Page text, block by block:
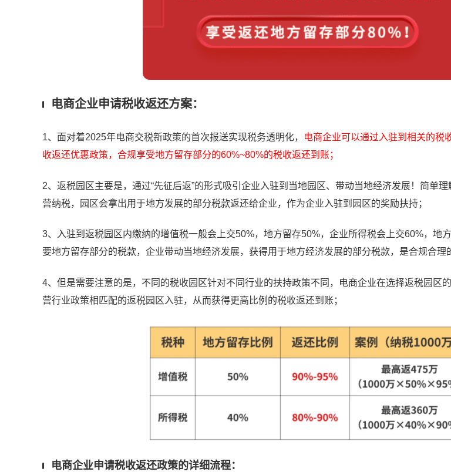
电商企业申请税收返还方案：
1、面对着2025年电商交税新政策的首次报送实现税务透明化，
电商企业可以通过入驻到相关的税
收返还优惠政策，合规享受地方留存部分的60%~80%的税收返还到账；
2、返税园区主要是，通过“先征后返”的形式吸引企业入驻到当地园区、带动当地经济发展！简单
营纳税，园区会拿出用于地方发展的部分税款返还给企业，作为企业入驻到园区的奖励扶持；
3、入驻到返税园区内缴纳的增值税一般会上交50%，地方留存50%，企业所得税会上交60%，地
要地方留存部分的税款，企业带动当地经济发展，获得用于地方经济发展的部分税款，是合规合理
4、但是需要注意的是，不同的税收园区针对不同行业的扶持政策不同，电商企业在选择返税园区
营行业政策相匹配的返税园区入驻，从而获得更高比例的税收返还到账；
电商企业申请税收返还政策的详细流程：